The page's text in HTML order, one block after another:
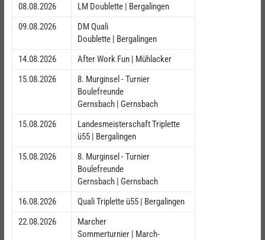
08.08.2026
LM Doublette | Bergalingen
09.08.2026
DM Quali
Doublette | Bergalingen
14.08.2026
After Work Fun | Mühlacker
15.08.2026
8. Murginsel - Turnier
Boulefreunde
Gernsbach | Gernsbach
15.08.2026
Landesmeisterschaft Triplette
ü55 | Bergalingen
15.08.2026
8. Murginsel - Turnier
Boulefreunde
Gernsbach | Gernsbach
16.08.2026
Quali Triplette ü55 | Bergalingen
22.08.2026
Marcher
Sommerturnier | March-